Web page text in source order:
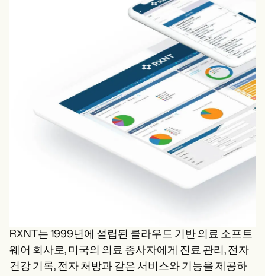
RXNT는 1999년에 설립된 클라우드 기반 의료 소프트
웨어 회사로, 미국의 의료 종사자에게 진료 관리, 전자
건강 기록, 전자 처방과 같은 서비스와 기능을 제공하